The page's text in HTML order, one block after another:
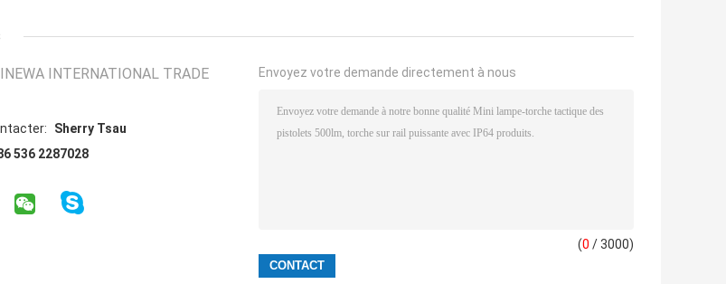
INTERNATIONAL TRADE
Sherry Tsau
536 2287028
Envoyez votre demande directement à nous
(0 / 3000)